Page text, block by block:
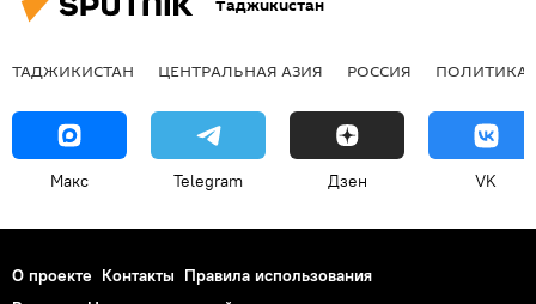
Таджикистан
ТАДЖИКИСТАН ЦЕНТРАЛЬНАЯ АЗИЯ РОССИЯ ПОЛИТИКА
Макс Telegram Дзен VK
О проекте Контакты Правила использования